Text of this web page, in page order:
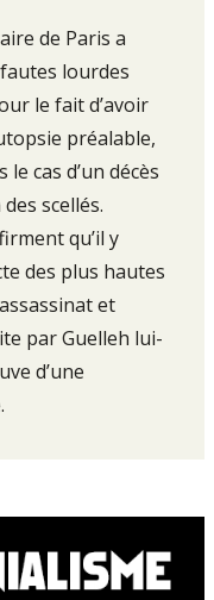
de Paris a
lourdes
le fait d’avoir
préalable,
cas d’un décès
scellés.
qu’il y
des plus hautes
et
par Guelleh lui-
d’une